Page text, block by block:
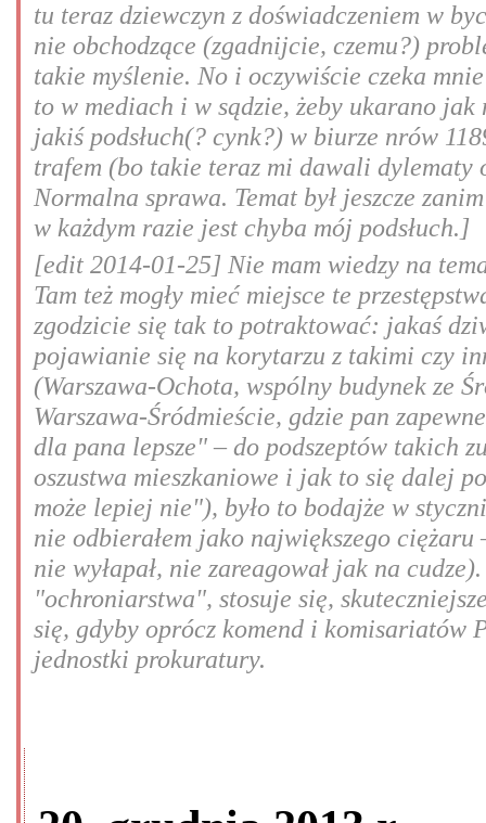
tu teraz dziewczyn z doświadczeniem w
nie obchodzące (zgadnijcie, czemu?)
takie myślenie. No i oczywiście czeka
to w mediach i w sądzie, żeby ukarano
jakiś podsłuch(? cynk?) w biurze nrów
trafem (bo takie teraz mi dawali dylematy
Normalna sprawa. Temat był jeszcze
w każdym razie jest chyba mój podsłuch.]
[edit 2014-01-25] Nie mam wiedzy na
Tam też mogły mieć miejsce te
zgodzicie się tak to potraktować: jakaś
pojawianie się na korytarzu z takimi czy
(Warszawa-Ochota, wspólny budynek ze
Warszawa-Śródmieście, gdzie pan
dla pana lepsze" – do podszeptów takich
oszustwa mieszkaniowe i jak to się dalej
może lepiej nie"), było to bodajże w
nie odbierałem jako największego
nie wyłapał, nie zareagował jak na
"ochroniarstwa", stosuje się,
się, gdyby oprócz komend i komisariatów
jednostki prokuratury.